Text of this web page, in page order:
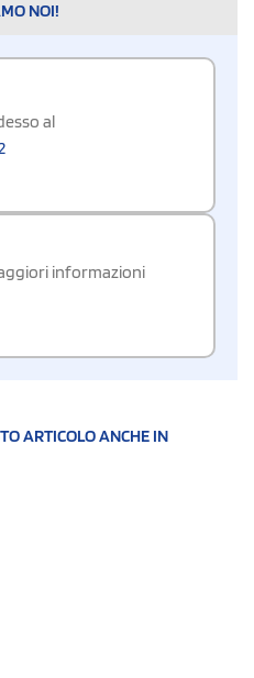
NOI!
al
informazioni
ARTICOLO ANCHE IN